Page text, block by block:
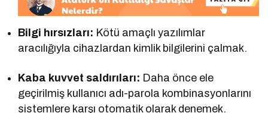
Bilgi hırsızları: Kötü amaçlı yazılımlar
aracılığıyla cihazlardan kimlik bilgilerini çalmak.
Kaba kuvvet saldırıları: Daha önce ele
geçirilmiş kullanıcı adı-parola kombinasyonlarını
sistemlere karşı otomatik olarak denemek.